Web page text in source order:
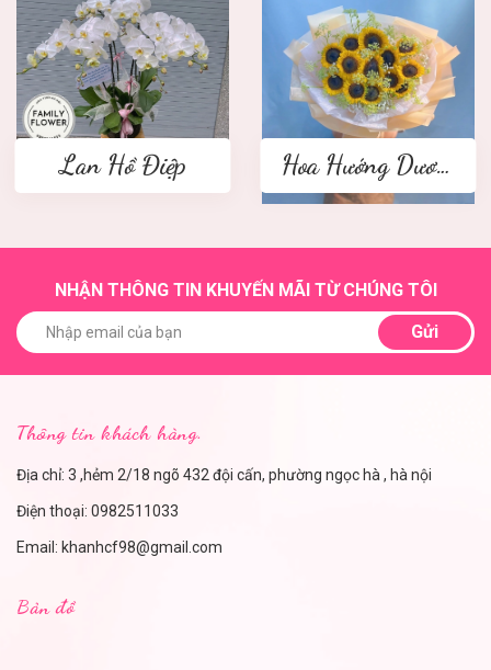
Lan Hồ Điệp Hoa Hướng Dương
NHẬN THÔNG TIN KHUYẾN MÃI TỪ CHÚNG TÔI
Gửi
Thông tin khách hàng.
Địa chỉ: 3 ,hẻm 2/18 ngõ 432 đội cấn, phường ngọc hà , hà nội
Điện thoại: 0982511033
Email: khanhcf98@gmail.com
Bản đồ